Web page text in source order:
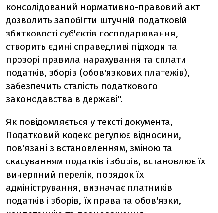
консолідований нормативно-правовий акт
дозволить запобігти штучній податковій
збитковості суб'єктів господарювання,
створить єдині справедливі підходи та
прозорі правила нарахування та сплати
податків, зборів (обов'язкових платежів),
забезпечить сталість податкового
законодавства в державі".
Як повідомляється у тексті документа,
Податковий кодекс регулює відносини,
пов'язані з встановленням, зміною та
скасуванням податків і зборів, встановлює їх
вичерпний перелік, порядок їх
адміністрування, визначає платників
податків і зборів, їх права та обов'язки,